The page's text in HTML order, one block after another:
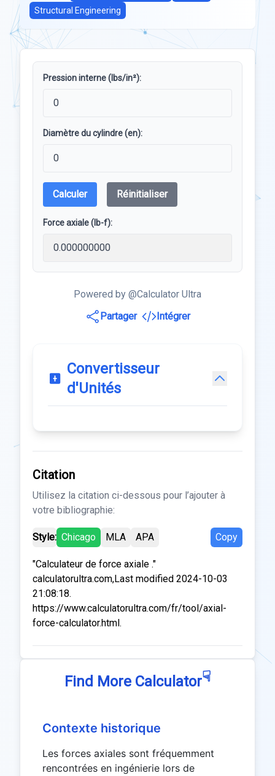
Structural Engineering
Pression interne (lbs/in²):
Diamètre du cylindre (en):
Calculer Réinitialiser
Force axiale (lb-f):
Powered by @Calculator Ultra
Partager
Intégrer
Convertisseur
d'Unités
Citation
Utilisez la citation ci-dessous pour l’ajouter à
votre bibliographie:
Style: Chicago MLA APA Copy
"Calculateur de force axiale ."
calculatorultra.com,Last modified 2024-10-03
21:08:18.
https://www.calculatorultra.com/fr/tool/axial-
force-calculator.html.
Find More Calculator☟
Contexte historique
Les forces axiales sont fréquemment
rencontrées en ingénierie lors de